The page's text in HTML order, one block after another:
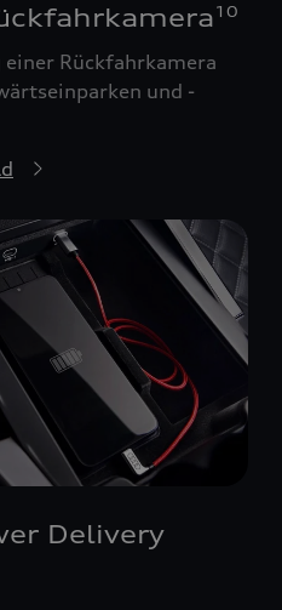
10
Rückfahrkamera
und -
Delivery